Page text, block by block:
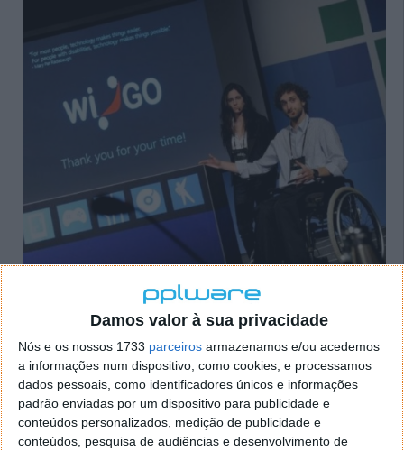
Damos valor à sua privacidade
Nós e os nossos 1733 parceiros armazenamos e/ou acedemos
a informações num dispositivo, como cookies, e processamos
dados pessoais, como identificadores únicos e informações
padrão enviadas por um dispositivo para publicidade e
conteúdos personalizados, medição de publicidade e
conteúdos, pesquisa de audiências e desenvolvimento de